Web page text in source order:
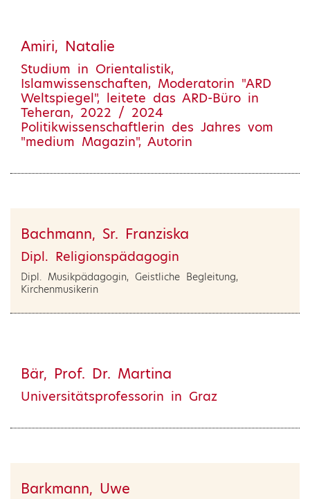
Amiri, Natalie
Studium in Orientalistik,
Islamwissenschaften, Moderatorin "ARD
Weltspiegel", leitete das ARD-Büro in
Teheran, 2022 / 2024
Politikwissenschaftlerin des Jahres vom
"medium Magazin", Autorin
Bachmann, Sr. Franziska
Dipl. Religionspädagogin
Dipl. Musikpädagogin, Geistliche Begleitung,
Kirchenmusikerin
Bär, Prof. Dr. Martina
Universitätsprofessorin in Graz
Barkmann, Uwe